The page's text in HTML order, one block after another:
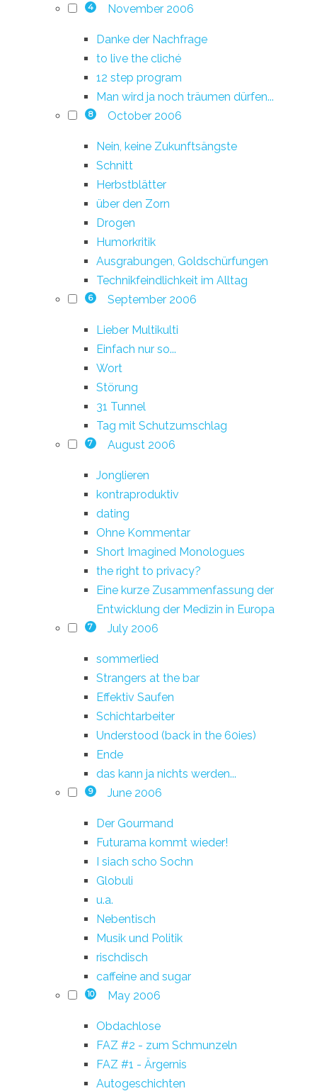
4 November 2006
Danke der Nachfrage
to live the cliché
12 step program
Man wird ja noch träumen dürfen...
8 October 2006
Nein, keine Zukunftsängste
Schnitt
Herbstblätter
über den Zorn
Drogen
Humorkritik
Ausgrabungen, Goldschürfungen
Technikfeindlichkeit im Alltag
6 September 2006
Lieber Multikulti
Einfach nur so...
Wort
Störung
31 Tunnel
Tag mit Schutzumschlag
7 August 2006
Jonglieren
kontraproduktiv
dating
Ohne Kommentar
Short Imagined Monologues
the right to privacy?
Eine kurze Zusammenfassung der
Entwicklung der Medizin in Europa
7 July 2006
sommerlied
Strangers at the bar
Effektiv Saufen
Schichtarbeiter
Understood (back in the 60ies)
Ende
das kann ja nichts werden...
9 June 2006
Der Gourmand
Futurama kommt wieder!
I siach scho Sochn
Globuli
u.a.
Nebentisch
Musik und Politik
rischdisch
caffeine and sugar
10 May 2006
Obdachlose
FAZ #2 - zum Schmunzeln
FAZ #1 - Ärgernis
Autogeschichten